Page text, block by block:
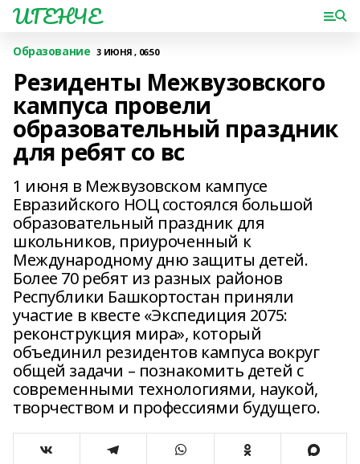
ИГЕНЧЕ
Образование 3 ИЮНЯ , 06:50
Резиденты Межвузовского
кампуса провели
образовательный праздник
для ребят со вс
1 июня в Межвузовском кампусе
Евразийского НОЦ состоялся большой
образовательный праздник для
школьников, приуроченный к
Международному дню защиты детей.
Более 70 ребят из разных районов
Республики Башкортостан приняли
участие в квесте «Экспедиция 2075:
реконструкция мира», который
объединил резидентов кампуса вокруг
общей задачи – познакомить детей с
современными технологиями, наукой,
творчеством и профессиями будущего.